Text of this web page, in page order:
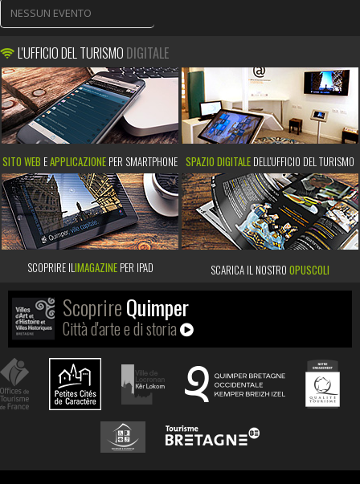
NESSUN EVENTO
L'UFFICIO DEL TURISMO DIGITALE
SITO WEB EAPPLICAZIONE PER SMARTPHONE SPAZIO DIGITALE DELL'UFFICIO DEL TURISMO
SCOPRIRE ILIMAGAZINEPER IPAD SCARICA IL NOSTRO OPUSCOLI
ScoprireQuimper
Città d'arte e di storia